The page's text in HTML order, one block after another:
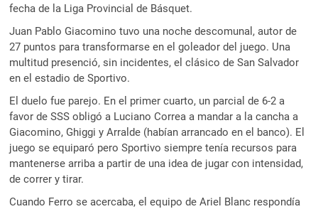
fecha de la Liga Provincial de Básquet.
Juan Pablo Giacomino tuvo una noche descomunal, autor de
27 puntos para transformarse en el goleador del juego. Una
multitud presenció, sin incidentes, el clásico de San Salvador
en el estadio de Sportivo.
El duelo fue parejo. En el primer cuarto, un parcial de 6-2 a
favor de SSS obligó a Luciano Correa a mandar a la cancha a
Giacomino, Ghiggi y Arralde (habían arrancado en el banco). El
juego se equiparó pero Sportivo siempre tenía recursos para
mantenerse arriba a partir de una idea de jugar con intensidad,
de correr y tirar.
Cuando Ferro se acercaba, el equipo de Ariel Blanc respondía